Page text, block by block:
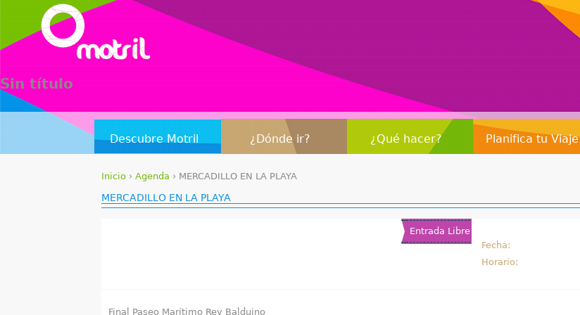
Sin título
Descubre Motril ¿Dónde ir? ¿Qué hacer? Planifica tu Viaje
S
c
Inicio ›Agenda › MERCADILLO EN LA PLAYA
MERCADILLO EN LA PLAYA
Entrada Libre
Fecha:
Horario:
Final Paseo Marítimo Rey Balduino